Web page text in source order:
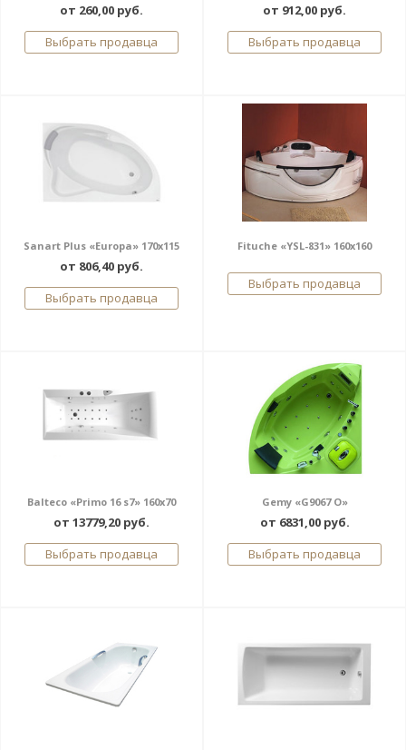
от 260,00 руб.
Выбрать продавца
от 912,00 руб.
Выбрать продавца
Sanart Plus «Europa» 170x115
от 806,40 руб.
Выбрать продавца
Fituche «YSL-831» 160x160
Выбрать продавца
Balteco «Primo 16 s7» 160x70
от 13779,20 руб.
Выбрать продавца
Gemy «G9067 O»
от 6831,00 руб.
Выбрать продавца